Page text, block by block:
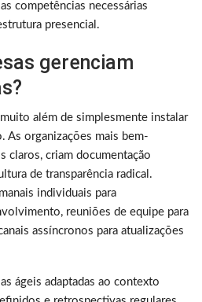
competências necessárias
presencial.
gerenciam
além de simplesmente instalar
As organizações mais bem-
claros, criam documentação
de transparência radical.
individuais para
reuniões de equipe para
assíncronos para atualizações
ágeis adaptadas ao contexto